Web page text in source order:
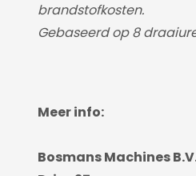
brandstofkosten.
Gebaseerd op 8
Meer info:
Bosmans Machines